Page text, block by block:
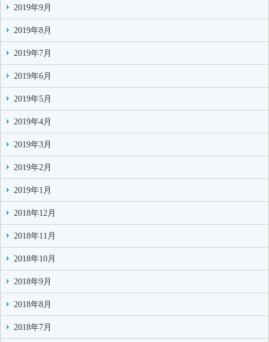
2019年9月
2019年8月
2019年7月
2019年6月
2019年5月
2019年4月
2019年3月
2019年2月
2019年1月
2018年12月
2018年11月
2018年10月
2018年9月
2018年8月
2018年7月